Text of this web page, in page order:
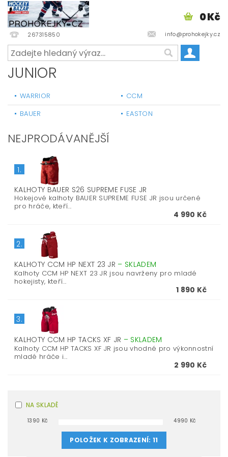
267315850 info@prohokejky.cz
0 Kč
JUNIOR
WARRIOR
CCM
BAUER
EASTON
NEJPRODÁVANĚJŠÍ
1.
KALHOTY BAUER S26 SUPREME FUSE JR
Hokejové kalhoty BAUER SUPREME FUSE JR jsou určené
pro hráče, kteří...
4 990 Kč
2.
KALHOTY CCM HP NEXT 23 JR – SKLADEM
Kalhoty CCM HP NEXT 23 JR jsou navrženy pro mladé
hokejisty, kteří...
1 890 Kč
3.
KALHOTY CCM HP TACKS XF JR – SKLADEM
Kalhoty CCM HP TACKS XF JR jsou vhodné pro výkonnostní
mladé hráče i...
2 990 Kč
NA SKLADĚ
1390 Kč 4990 Kč
POLOŽEK K ZOBRAZENÍ:11